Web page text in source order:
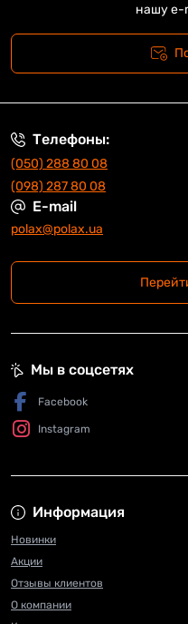
нашу e-
Телефоны:
(050) 288 80 08
(098) 287 80 08
E-mail
polax@polax.ua
Информация
Новинки
Акции
Отзывы клиентов
О компании
Мы в соцсетях
Facebook
Instagram